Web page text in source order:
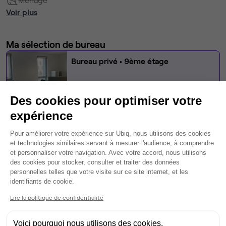
Voir plus
Ma sélection de bureau
Bureau privé • 9ème étage
1 195 €
Modifier
Autres bureaux de cet espace :
Bureau privé• 7ème étage
1 940 €
Des cookies pour optimiser votre
expérience
Plateforme de Gestion du
Pour améliorer votre expérience sur Ubiq, nous utilisons des cookies
et technologies similaires servant à mesurer l'audience, à comprendre
et personnaliser votre navigation. Avec votre accord, nous utilisons
des cookies pour stocker, consulter et traiter des données
personnelles telles que votre visite sur ce site internet, et les
identifiants de cookie.
Lire la politique de confidentialité
Voici pourquoi nous utilisons des cookies.